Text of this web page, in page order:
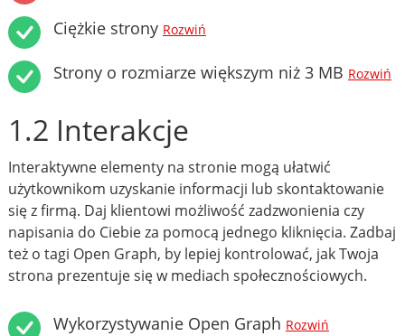
Ciężkie strony Rozwiń
Strony o rozmiarze większym niż 3 MB Rozwiń
1.2 Interakcje
Interaktywne elementy na stronie mogą ułatwić
użytkownikom uzyskanie informacji lub skontaktowanie
się z firmą. Daj klientowi możliwość zadzwonienia czy
napisania do Ciebie za pomocą jednego kliknięcia. Zadbaj
też o tagi Open Graph, by lepiej kontrolować, jak Twoja
strona prezentuje się w mediach społecznościowych.
Wykorzystywanie Open Graph Rozwiń